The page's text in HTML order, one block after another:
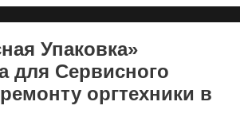
Упаковка»
для Сервисного
оргтехники в